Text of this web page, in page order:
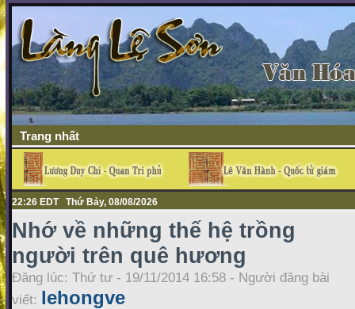
Trang nhất
22:26 EDT Thứ Bảy, 08/08/2026
Nhớ về những thế hệ trồng
người trên quê hương
Đăng lúc: Thứ tư - 19/11/2014 16:58 - Người đăng bài
viết: lehongve